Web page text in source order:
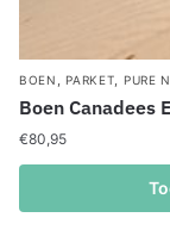
BOEN PARKET PURE
Boen Canadees
€80,95